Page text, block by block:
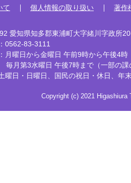
て 個人情報の取り扱い 著作
愛知県知多郡東浦町大字緒川字政所
0562-83-3111
月曜日から金曜日 午前9時から午後4時
毎月第3水曜日 午後7時まで （一部の
曜日・日曜日、国民の祝日・休日、年
Copyright (c) 2021 Higashiura